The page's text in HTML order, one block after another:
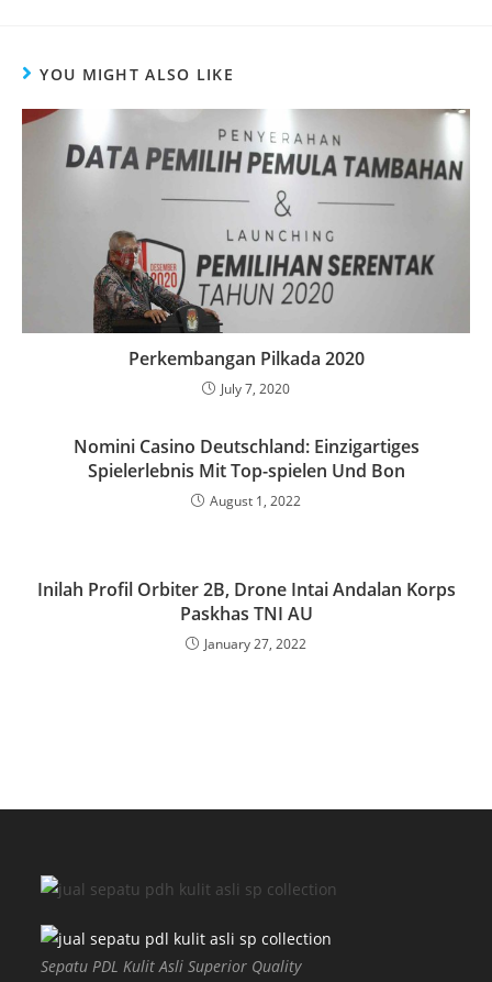
YOU MIGHT ALSO LIKE
Perkembangan Pilkada 2020
July 7, 2020
Nomini Casino Deutschland: Einzigartiges
Spielerlebnis Mit Top-spielen Und Bon
August 1, 2022
Inilah Profil Orbiter 2B, Drone Intai Andalan Korps
Paskhas TNI AU
January 27, 2022
Sepatu PDL Kulit Asli Superior Quality